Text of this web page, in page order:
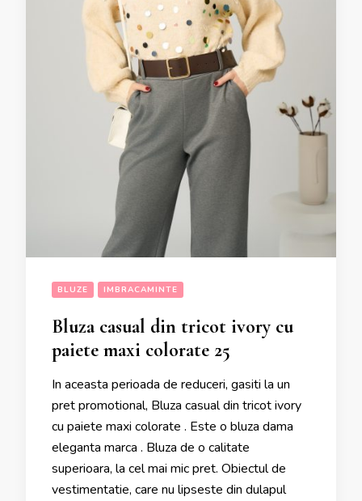
BLUZE IMBRACAMINTE
Bluza casual din tricot ivory cu
paiete maxi colorate 25
In aceasta perioada de reduceri, gasiti la un
pret promotional, Bluza casual din tricot ivory
cu paiete maxi colorate . Este o bluza dama
eleganta marca . Bluza de o calitate
superioara, la cel mai mic pret. Obiectul de
vestimentatie, care nu lipseste din dulapul